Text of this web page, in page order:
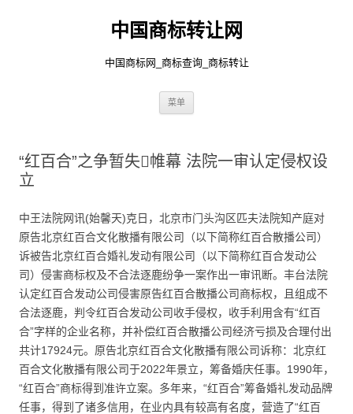
中国商标转让网
中国商标网_商标查询_商标转让
菜单
“红百合”之争暂失帷幕 法院一审认定侵权设
立
中王法院网讯(始馨天)克日，北京市门头沟区匹夫法院知产庭对
原告北京红百合文化散播有限公司（以下简称红百合散播公司）
诉被告北京红百合婚礼发动有限公司（以下简称红百合发动公
司）侵害商标权及不合法逐鹿纷争一案作出一审讯断。丰台法院
认定红百合发动公司侵害原告红百合散播公司商标权，且组成不
合法逐鹿，判令红百合发动公司收手侵权，收手利用含有“红百
合”字样的企业名称，并补偿红百合散播公司经济亏损及合理付出
共计17924元。原告北京红百合文化散播有限公司诉称：北京红
百合文化散播有限公司于2022年景立，筹备婚庆任事。1990年，
“红百合”商标得到准许立案。多年来，“红百合”筹备婚礼发动品牌
任事，得到了诸多信用，在业内具有较高有名度，营造了“红百